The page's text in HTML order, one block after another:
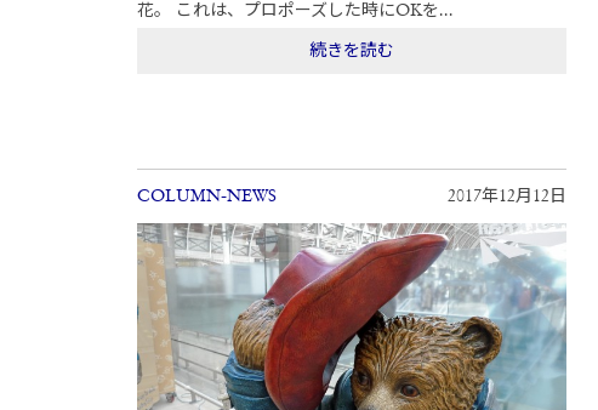
花。 これは、プロポーズした時にOKを...
続きを読む
COLUMN-NEWS 2017年12月12日